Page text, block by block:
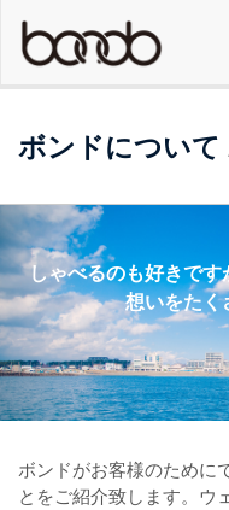
ボンドについて
しゃべるのも好きです
想いをたく
ボンドがお客様のために
とをご紹介致します。ウ